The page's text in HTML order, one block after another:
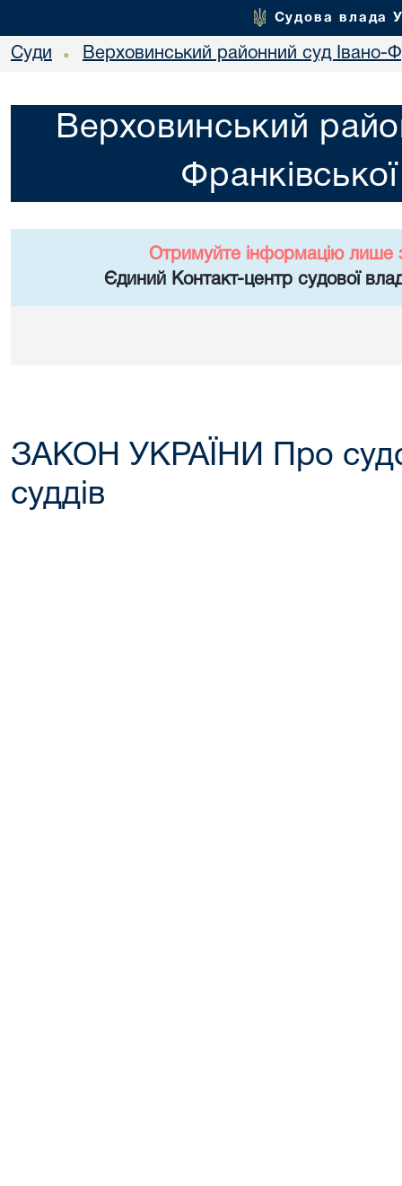
Судова влада
Суди • Верховинський районний суд Івано-
Верховинський
Отримуйте інформацію лише
Єдиний Контакт-центр судової
ЗАКОН УКРАЇНИ Про
суддів